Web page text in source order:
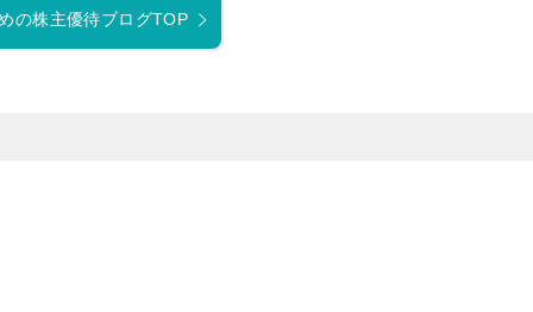
の株主優待ブログTOP